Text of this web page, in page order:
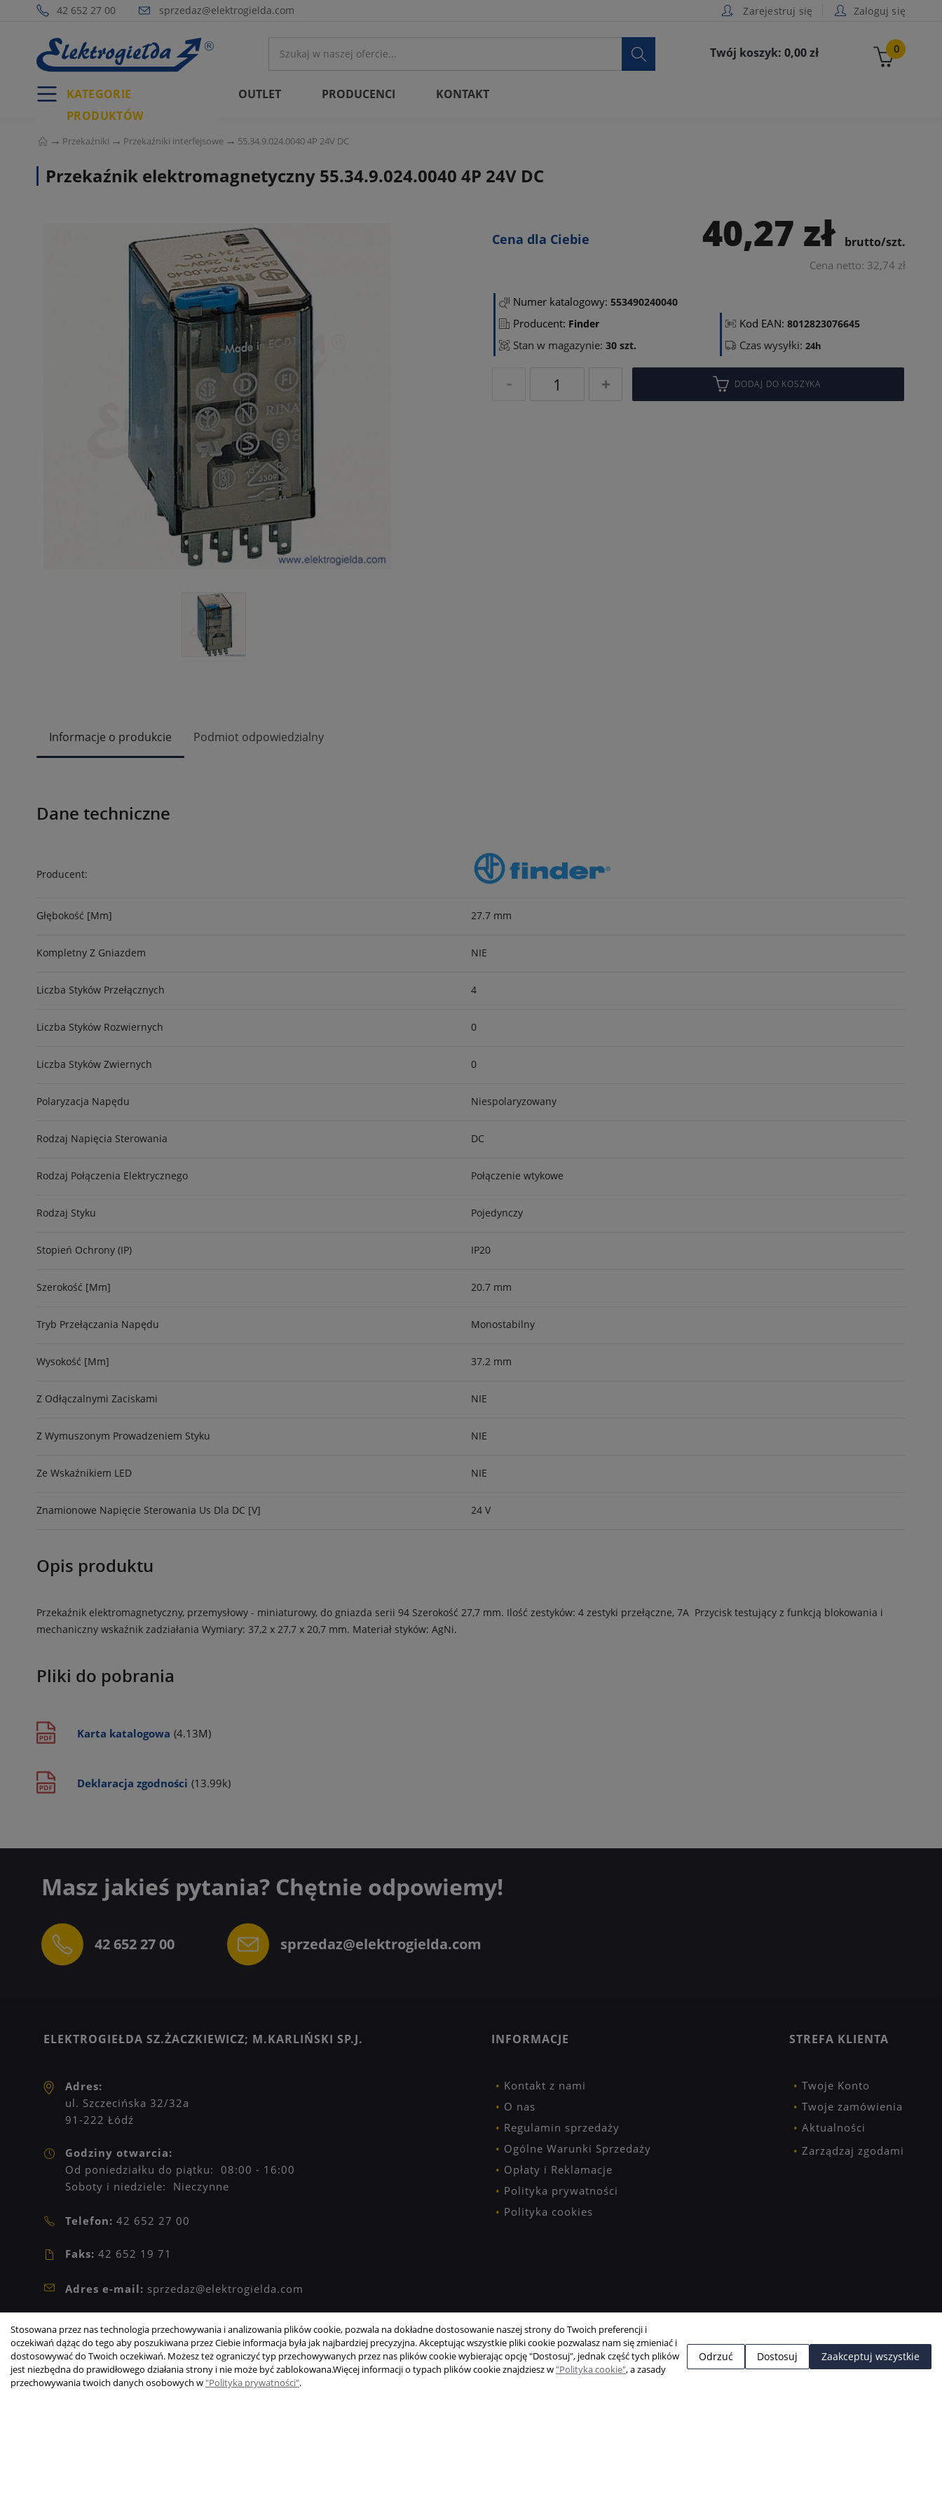
42 652 27 00 sprzedaz@elektrogielda.com Zarejestruj się Zaloguj się
0
Twój koszyk: 0,00 zł

KATEGORIE
PRODUKTÓW
OUTLET PRODUCENCI KONTAKT
Przekaźniki Przekaźniki interfejsowe 55.34.9.024.0040 4P 24V DC
Przekaźnik elektromagnetyczny 55.34.9.024.0040 4P 24V DC
Cena dla Ciebie 40,27 zł brutto/szt.
Cena netto: 32,74 zł
Numer katalogowy: 553490240040
Producent: Finder Kod EAN:8012823076645
Stan w magazynie: 30 szt. Czas wysyłki:24h
DODAJ DO KOSZYKA
Informacje o produkcie Podmiot odpowiedzialny
Dane techniczne
Producent:
Głębokość [mm] 27.7 mm
Kompletny Z Gniazdem NIE
Liczba Styków Przełącznych 4
Liczba Styków Rozwiernych 0
Liczba Styków Zwiernych 0
Polaryzacja Napędu Niespolaryzowany
Rodzaj Napięcia Sterowania DC
Rodzaj Połączenia Elektrycznego Połączenie wtykowe
Rodzaj Styku Pojedynczy
Stopień Ochrony (IP) IP20
Szerokość [mm] 20.7 mm
Tryb Przełączania Napędu Monostabilny
Wysokość [mm] 37.2 mm
Z Odłączalnymi Zaciskami NIE
Z Wymuszonym Prowadzeniem Styku NIE
Ze Wskaźnikiem LED NIE
Znamionowe Napięcie Sterowania Us Dla DC [V] 24 V
Opis produktu
Przekaźnik elektromagnetyczny, przemysłowy - miniaturowy, do gniazda serii 94 Szerokość 27,7 mm. Ilość zestyków: 4 zestyki przełączne, 7A Przycisk testujący z funkcją blokowania i
mechaniczny wskaźnik zadziałania Wymiary: 37,2 x 27,7 x 20,7 mm. Materiał styków: AgNi.
Pliki do pobrania
Karta katalogowa (4.13M)
Deklaracja zgodności (13.99k)
Masz jakieś pytania? Chętnie odpowiemy!
42 652 27 00 sprzedaz@elektrogielda.com
ELEKTROGIEŁDA SZ.ŻACZKIEWICZ; M.KARLIŃSKI SP.J.
Adres:
ul. Szczecińska 32/32a
91-222 Łódź
Godziny otwarcia:
Od poniedziałku do piątku: 08:00 - 16:00
Soboty i niedziele: Nieczynne
Telefon: 42 652 27 00
Faks: 42 652 19 71
Adres e-mail: sprzedaz@elektrogielda.com
REGON: 473209601
INFORMACJE
Kontakt z nami
O nas
Regulamin sprzedaży
Ogólne Warunki Sprzedaży
Opłaty i Reklamacje
Polityka prywatności
Polityka cookies
STREFA KLIENTA
Twoje Konto
Twoje zamówienia
Aktualności
Zarządzaj zgodami
Stosowana przez nas technologia przechowywania i analizowania plików cookie, pozwala na dokładne dostosowanie naszej strony do Twoich preferencji i
oczekiwań dążąc do tego aby poszukiwana przez Ciebie informacja była jak najbardziej precyzyjna. Akceptując wszystkie pliki cookie pozwalasz nam się zmieniać i
dostosowywać do Twoich oczekiwań. Możesz też ograniczyć typ przechowywanych przez nas plików cookie wybierając opcję "Dostosuj", jednak część tych plików
jest niezbędna do prawidłowego działania strony i nie może być zablokowana.Więcej informacji o typach plików cookie znajdziesz w "Polityka cookie", a zasady
przechowywania twoich danych osobowych w "Polityka prywatności".
Odrzuć Dostosuj
Zaakceptuj wszystkie
Copyright © 2003-2026 Elektrogiełda s.j.